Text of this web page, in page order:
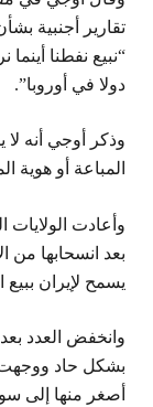
تقارير أجنبية
دولا في أوروبا”.
وذكر أوجي أنه
المباعة أو
يسمح لإيران
وانخفض العدد
بشكل حاد ووجهت
أصغر منها إلى